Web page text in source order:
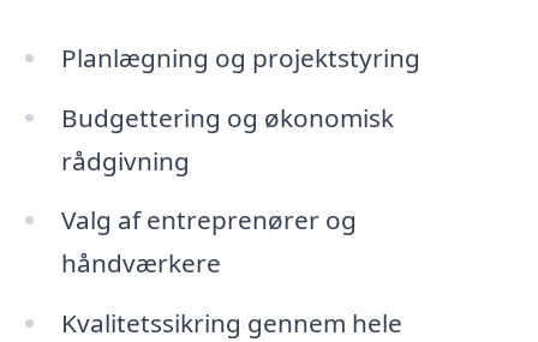
Planlægning og projektstyring
Budgettering og økonomisk
rådgivning
Valg af entreprenører og
håndværkere
Kvalitetssikring gennem hele